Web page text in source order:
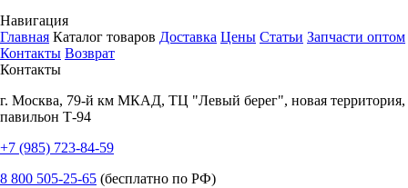
Навигация
Главная Каталог товаров Доставка Цены Статьи Запчасти оптом
Контакты Возврат
Контакты
г. Москва, 79-й км МКАД, ТЦ "Левый берег", новая территория,
павильон Т-94
+7 (985) 723-84-59
8 800 505-25-65 (бесплатно по РФ)